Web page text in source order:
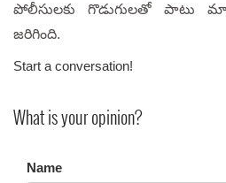
పోలీసులకు గొడుగులతో పాటు
జరిగింది.
Start a conversation!
What is your opinion?
Name